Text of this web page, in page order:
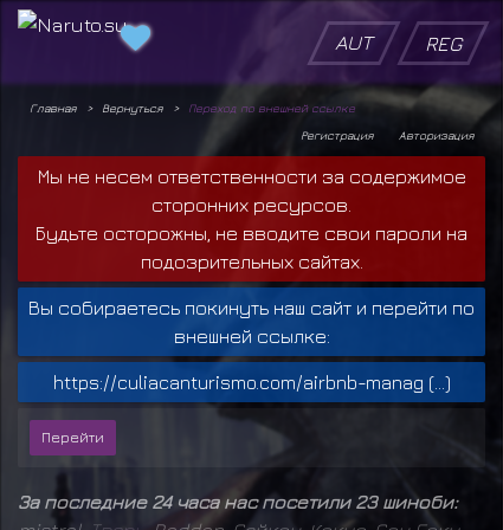
AUT REG
Главная Вернуться
Переход по внешней ссылке
Авторизация
Регистрация
Мы не несем ответственности за содержимое
сторонних ресурсов.
Будьте осторожны, не вводите свои пароли на
подозрительных сайтах.
Вы собираетесь покинуть наш сайт и перейти по
внешней ссылке:
https://culiacanturismo.com/airbnb-manag (...)
За последние 24 часа нас посетили 23 шиноби: